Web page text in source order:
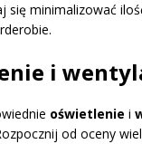
się minimalizować
i
oświetlenie i
od oceny